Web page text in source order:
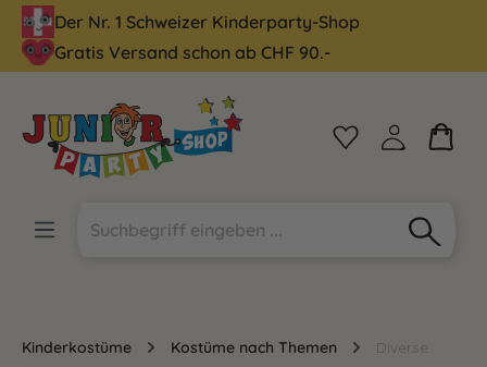
springen
Der Nr. 1 Schweizer Kinderparty-Shop
Gratis Versand schon ab CHF 90.-
Kinderkostüme Kostüme nach Themen Diverse